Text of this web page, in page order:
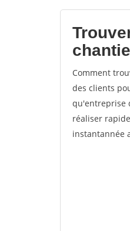
Comment
des clients
qu'entreprise
réaliser
instantannée